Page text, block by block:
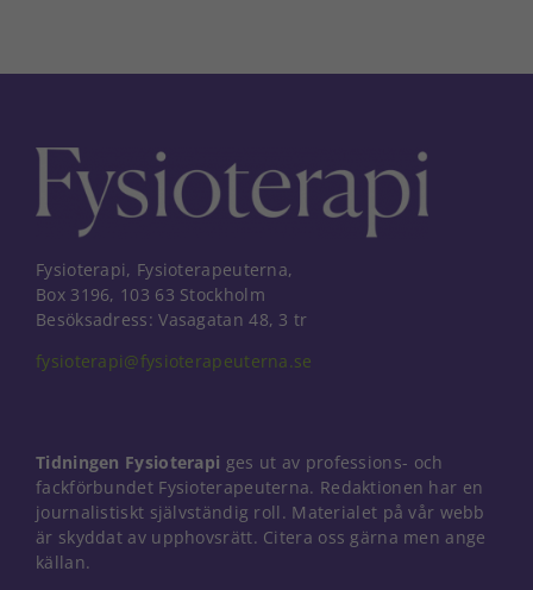
Fysioterapi, Fysioterapeuterna,
Box 3196, 103 63 Stockholm
Besöksadress: Vasagatan 48, 3 tr
fysioterapi@fysioterapeuterna.se
Tidningen Fysioterapi ges ut av professions- och
fackförbundet Fysioterapeuterna. Redaktionen har en
journalistiskt självständig roll. Materialet på vår webb
är skyddat av upphovsrätt. Citera oss gärna men ange
källan.